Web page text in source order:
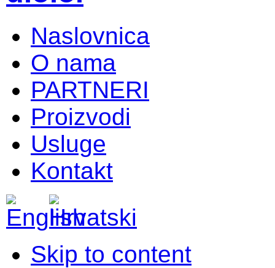
Naslovnica
O nama
PARTNERI
Proizvodi
Usluge
Kontakt
Skip to content